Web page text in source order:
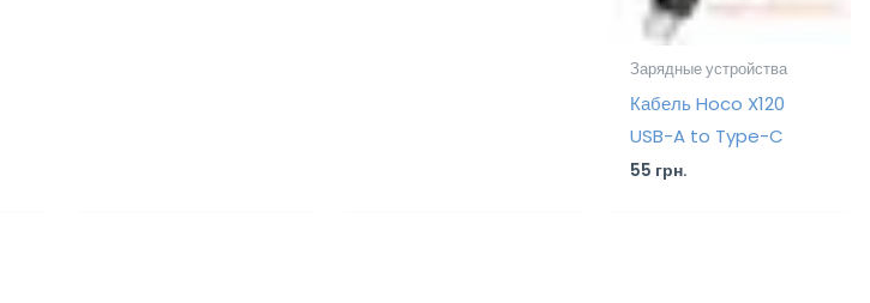
Зарядные устройства
Кабель Hoco X120
USB-A to Type-C
55 грн.